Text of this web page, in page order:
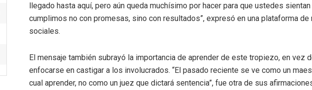
llegado hasta aquí, pero aún queda muchísimo por hacer para que ustedes sientan
cumplimos no con promesas, sino con resultados”, expresó en una plataforma de
sociales.
El mensaje también subrayó la importancia de aprender de este tropiezo, en vez
enfocarse en castigar a los involucrados. “El pasado reciente se ve como un
cual aprender, no como un juez que dictará sentencia”, fue otra de sus